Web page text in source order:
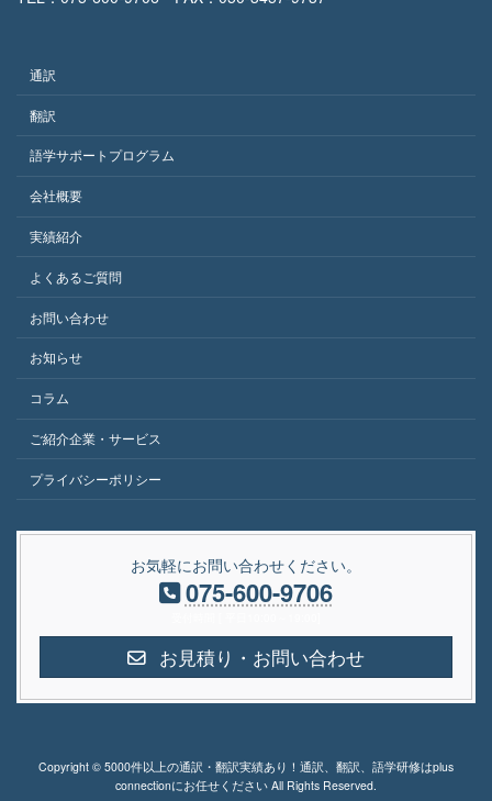
通訳
翻訳
語学サポートプログラム
会社概要
実績紹介
よくあるご質問
お問い合わせ
お知らせ
コラム
ご紹介企業・サービス
プライバシーポリシー
お気軽にお問い合わせください。
075-600-9706
お見積り・お問い合わせ
Copyright © 5000件以上の通訳・翻訳実績あり！通訳、翻訳、語学研修はplus
connectionにお任せください All Rights Reserved.